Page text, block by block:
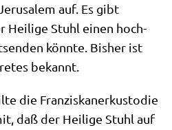
auf. Es gibt
Hei­li­ge Stuhl einen hoch­
könn­te. Bis­her ist
bekannt.
die Fran­zis­ka­ner­kus­to­die
daß der Hei­li­ge Stuhl auf